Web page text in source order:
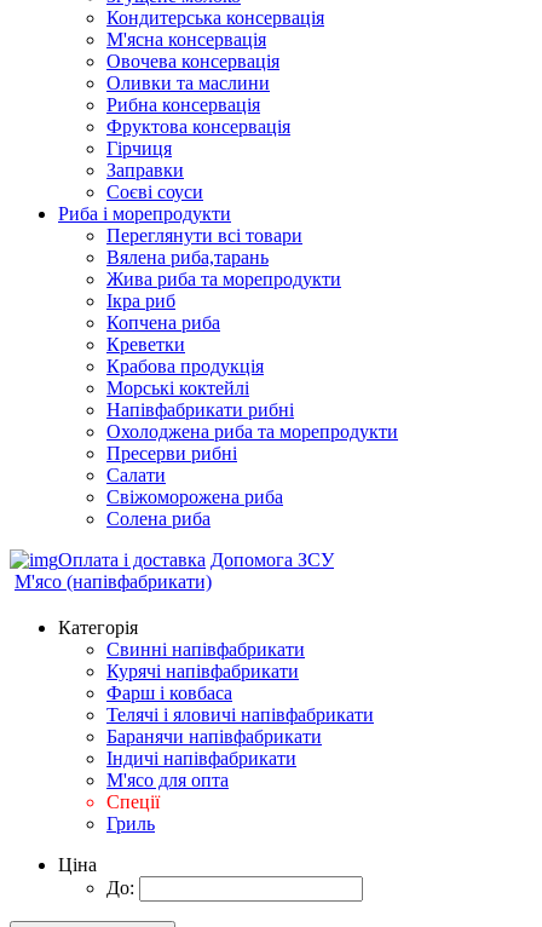
Кондитерська консервація
М'ясна консервація
Овочева консервація
Оливки та маслини
Рибна консервація
Фруктова консервація
Гірчиця
Заправки
Соєві соуси
Риба і морепродукти
Переглянути всі товари
Вялена риба,тарань
Жива риба та морепродукти
Ікра риб
Копчена риба
Крeветки
Крабова продукція
Морські коктейлi
Напівфабрикати рибні
Охолоджена риба та морепродукти
Пресерви рибні
Сaлати
Свіжоморожена риба
Солена риба
Оплата і доставка Допомога ЗСУ
М'ясо (напiвфабрикати)
Категорія
Свиннi напiвфабрикати
Курячi напiвфабрикати
Фарш i ковбаса
Телячi i яловичi напiвфабрикати
Баранячи напiвфабрикати
Iндичi напiвфабрикати
М'ясо для опта
Спеції
Гриль
Ціна
До: